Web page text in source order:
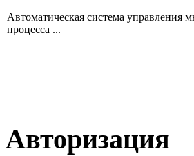
Автоматическая система управления
процесса ...
Авторизация